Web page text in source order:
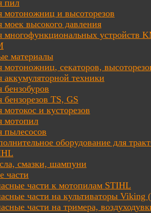
пил
мотоножниц и высоторезов
моек высокого давления
многофункциональных устройств
материалы
мотоножниц, секаторов,
аккумуляторной техники
бензобуров
бензорезов TS, GS
мотокос и кусторезов
мотопил
пылесосов
оборудование для
смазки, шампуни
части
части к мотопилам STIHL
части на культиваторы Viking
части на тримера,